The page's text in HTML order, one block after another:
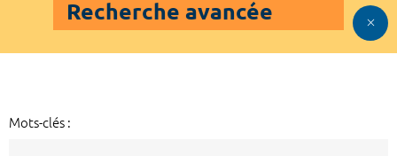
Recherche avancée
Mots-clés :